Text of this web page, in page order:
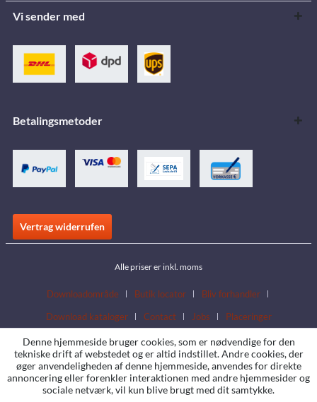
Vi sender med
Betalingsmetoder
Vertrag widerrufen
Alle priser er inkl. moms
Downloadområde Butik locator
Bliv forhandler
Download kataloger
Contact Jobs Placeringer
Denne hjemmeside bruger cookies, som er nødvendige for den
tekniske drift af webstedet og er altid indstillet. Andre cookies, der
øger anvendeligheden af denne hjemmeside, anvendes for direkte
annoncering eller forenkler interaktionen med andre hjemmesider og
sociale netværk, vil kun blive brugt med dit samtykke.